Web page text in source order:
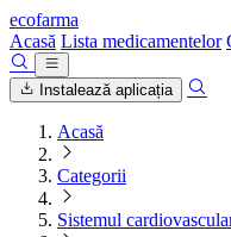
ecofarma
Acasă Lista medicamentelor
Instalează aplicația
Acasă
Categorii
Sistemul